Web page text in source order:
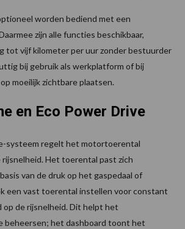
worden bediend met een
zijn alle functies beschikbaar,
tot vijf kilometer per uur zonder bestuurder
bij gebruik als werkplatform of bij
moeilijk zichtbare plaatsen.
en Eco Power Drive
systeem regelt het motortoerental
rijsnelheid. Het toerental past zich
van de druk op het gaspedaal of
een vast toerental instellen voor constant
op de rijsnelheid. Dit helpt het
beheersen; het dashboard toont het